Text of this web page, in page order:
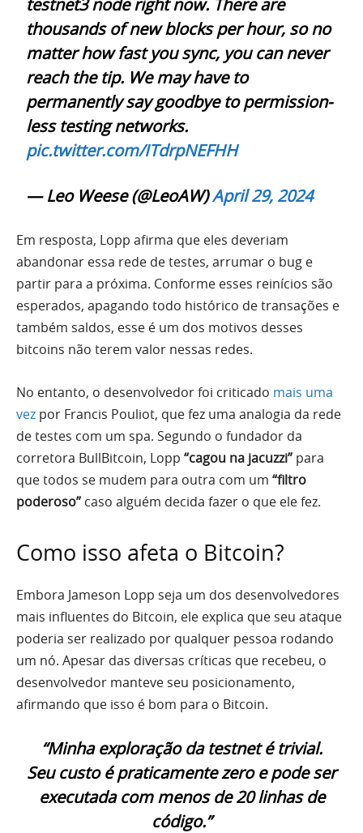
testnet3 node right now. There are
thousands of new blocks per hour, so no
matter how fast you sync, you can never
reach the tip. We may have to
permanently say goodbye to permission-
less testing networks.
pic.twitter.com/ITdrpNEFHH
— Leo Weese (@LeoAW)April 29, 2024
Em resposta, Lopp afirma que eles deveriam
abandonar essa rede de testes, arrumar o bug e
partir para a próxima. Conforme esses reinícios são
esperados, apagando todo histórico de transações e
também saldos, esse é um dos motivos desses
bitcoins não terem valor nessas redes.
No entanto, o desenvolvedor foi criticado mais uma
vez por Francis Pouliot, que fez uma analogia da rede
de testes com um spa. Segundo o fundador da
corretora BullBitcoin, Lopp “cagou na jacuzzi” para
que todos se mudem para outra com um “filtro
poderoso” caso alguém decida fazer o que ele fez.
Como isso afeta o Bitcoin?
Embora Jameson Lopp seja um dos desenvolvedores
mais influentes do Bitcoin, ele explica que seu ataque
poderia ser realizado por qualquer pessoa rodando
um nó. Apesar das diversas críticas que recebeu, o
desenvolvedor manteve seu posicionamento,
afirmando que isso é bom para o Bitcoin.
“Minha exploração da testnet é trivial.
Seu custo é praticamente zero e pode ser
executada com menos de 20 linhas de
código.”